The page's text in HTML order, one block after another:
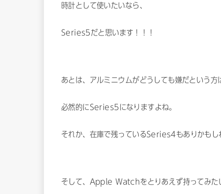
時計として使いたいなら、
Series5だと思います！！！
あとは、アルミニウムがどうしても嫌だという方
必然的にSeries5になりますよね。
それか、在庫で残っているSeries4もありかもし
そして、Apple Watchをとりあえず持ってみた